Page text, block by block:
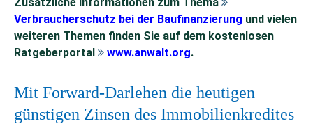
Zusätzliche Informationen zum Thema
Verbraucherschutz bei der Baufinanzierung und vielen
weiteren Themen finden Sie auf dem kostenlosen
Ratgeberportal
www.anwalt.org.
Mit Forward-Darlehen die heutigen
günstigen Zinsen des Immobilienkredites